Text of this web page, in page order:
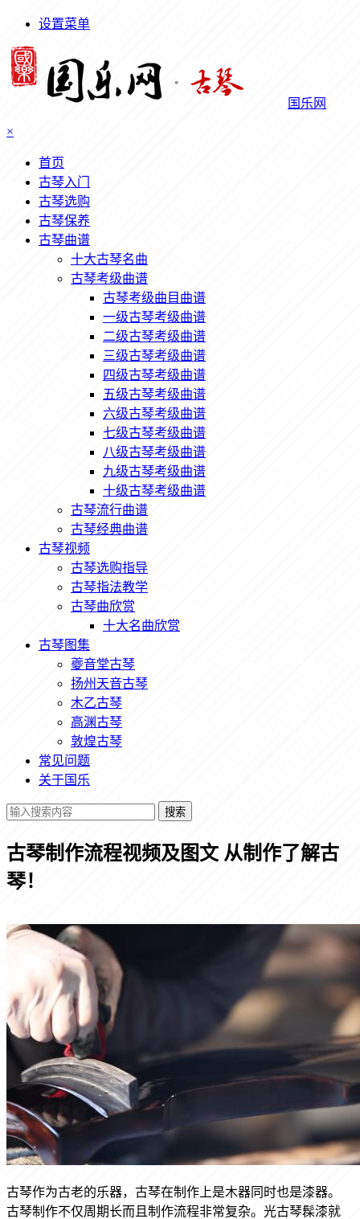
设置菜单
国乐网
×
首页
古琴入门
古琴选购
古琴保养
古琴曲谱
十大古琴名曲
古琴考级曲谱
古琴考级曲目曲谱
一级古琴考级曲谱
二级古琴考级曲谱
三级古琴考级曲谱
四级古琴考级曲谱
五级古琴考级曲谱
六级古琴考级曲谱
七级古琴考级曲谱
八级古琴考级曲谱
九级古琴考级曲谱
十级古琴考级曲谱
古琴流行曲谱
古琴经典曲谱
古琴视频
古琴选购指导
古琴指法教学
古琴曲欣赏
十大名曲欣赏
古琴图集
夔音堂古琴
扬州天音古琴
木乙古琴
高渊古琴
敦煌古琴
常见问题
关于国乐
搜索
古琴制作流程视频及图文 从制作了解古
琴！
古琴作为古老的乐器，古琴在制作上是木器同时也是漆器。
古琴制作不仅周期长而且制作流程非常复杂。光古琴髹漆就